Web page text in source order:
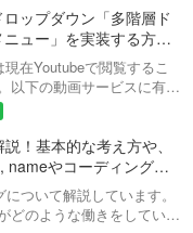
しますが、そも…
ップダウン「多階層ド
ュー」を実装する方
（ワードプレス）のカス
対応！後編
在Youtubeで閲覧するこ
以下の動画サービスに有料
会員）することで閲覧可能
programming-mv.co…
！基本的な考え方や、
nameやコーディング例
ついて解説しています。
どのような働きをしている